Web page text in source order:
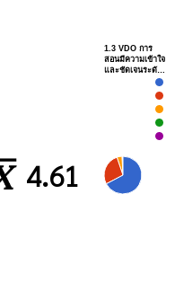
4.61
1.3 VDO การ
สอนมีความเข้าใจ
และชัดเจนระดั…